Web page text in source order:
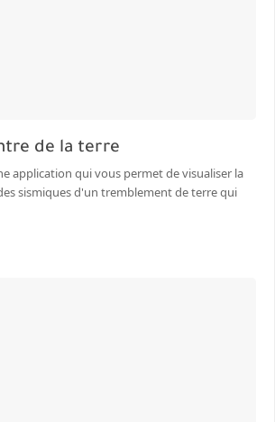
de la terre
application qui vous permet de visualiser la
sismiques d'un tremblement de terre qui